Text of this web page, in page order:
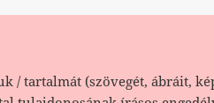
/ tartalmát (szövegét, ábráit,